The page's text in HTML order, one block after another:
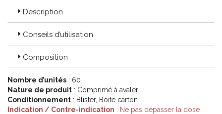
Description
Conseils d’utilisation
Composition
Nombre d’unités : 60
Nature de produit : Comprimé à avaler
Conditionnement : Blister, Boite carton
Indication / Contre-indication : Ne pas dépasser la dose